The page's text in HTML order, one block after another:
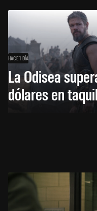
HACE 1 DÍA
La Odisea
dólares en